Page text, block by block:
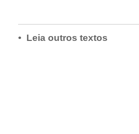
• Leia outros textos